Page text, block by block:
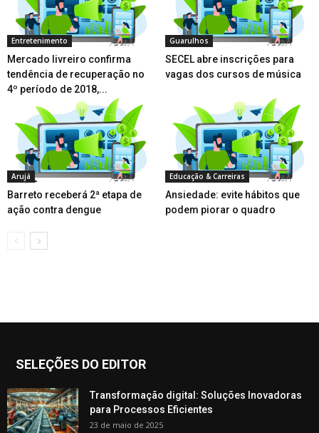
Entretenimento
Mercado livreiro confirma
tendência de recuperação no
4º período de 2018,...
Guarulhos
SECEL abre inscrições para
vagas dos cursos de música
Arujá
Barreto receberá 2ª etapa de
ação contra dengue
Educação & Carreiras
Ansiedade: evite hábitos que
podem piorar o quadro
SELEÇÕES DO EDITOR
Transformação digital: Soluções Inovadoras
para Processos Eficientes
23 de maio de 2025